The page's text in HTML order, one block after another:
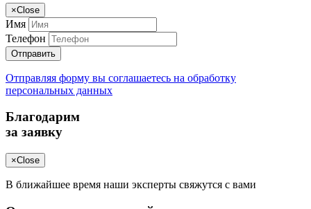
×Close
Имя
Телефон
Отправить
Отправляя форму вы соглашаетесь на обработку
персональных данных
Благодарим
за заявку
×Close
В ближайшее время наши эксперты свяжутся с вами